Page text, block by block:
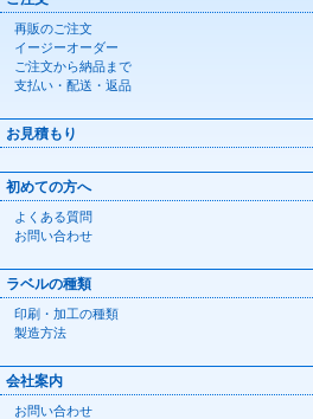
再販のご注文
イージーオーダー
ご注文から納品まで
支払い・配送・返品
お見積もり
初めての方へ
よくある質問
お問い合わせ
ラベルの種類
印刷・加工の種類
製造方法
会社案内
お問い合わせ